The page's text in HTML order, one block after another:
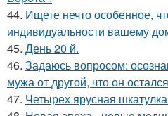
44. Ищете нечто особенное,
индивидуальности вашему
45. День 20 й.
46. Задаюсь вопросом:
мужа от другой, что он
47. Четырех ярусная